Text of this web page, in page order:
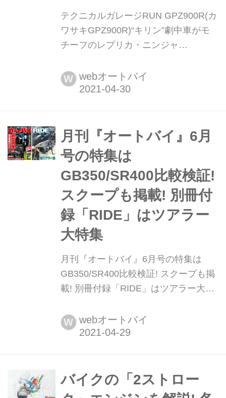
テクニカルガレージRUN GPZ900R(カ
ワサキGPZ900R)“キリン”劇中車がモ
チーフのレプリカ・ニンジャ
ジェンズ|Heritage & Legends 愛車との
バイクライフを、より豊かに楽しむた
い、全国の腕利きショップや最新パー
ツ&アパレルの深堀り情報も満載!
handl-mag.com しっかり作...
W webオートバイ
月刊『オートバイ』6月
号の特集は
GB350/SR400比較検証!
スクープも掲載! 別冊付
録「RIDE」はツアラー
大特集
月刊『オートバイ』6月号の特集は
GB350/SR400比較検証! スクープも掲
載! 別冊付録「RIDE」はツアラー大特
イ』6月号を全国の書店およびオンラ
イン書店で発売します。Amazonや楽
W webオートバイ
バイクの「2ストロー